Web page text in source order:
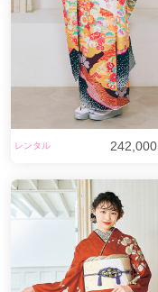
レンタル 242,000